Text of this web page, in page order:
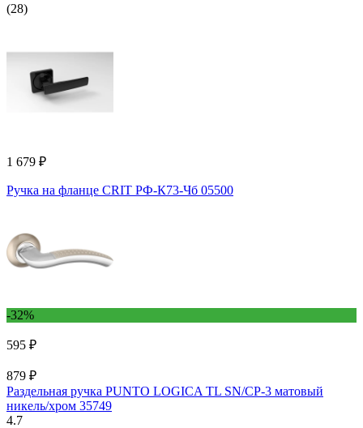
(28)
1 679 ₽
Ручка на фланце CRIT РФ-К73-Чб 05500
-32%
595 ₽
879 ₽
Раздельная ручка PUNTO LOGICA TL SN/CP-3 матовый
никель/хром 35749
4.7